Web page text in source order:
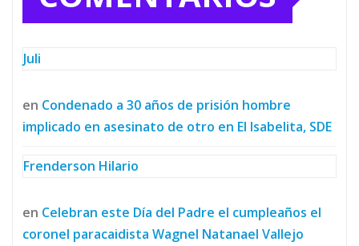
Juli
en Condenado a 30 años de prisión hombre
implicado en asesinato de otro en El Isabelita, SDE
Frenderson Hilario
en Celebran este Día del Padre el cumpleaños el
coronel paracaidista Wagnel Natanael Vallejo